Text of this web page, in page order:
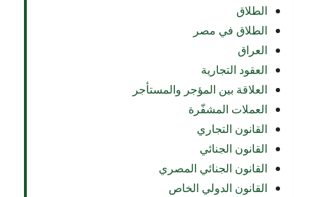
الطلاق
الطلاق في مصر
العراق
العقود التجارية
العلاقة بين المؤجر والمستأجر
العملات المشفّرة
القانون التجاري
القانون الجنائي
القانون الجنائي المصري
القانون الدولي الخاص